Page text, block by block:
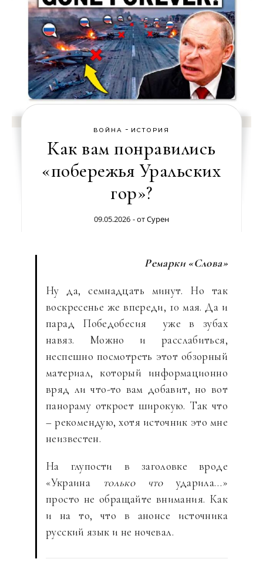
ВОЙНА - ИСТОРИЯ
Как вам понравились
«побережья Уральских
гор»?
09.05.2026 - отСурен
Ремарки «Слова»
Ну да, семнадцать минут. Но так
воскресенье же впереди, 10 мая. Да и
парад Победобесия уже в зубах
навяз. Можно и расслабиться,
неспешно посмотреть этот обзорный
материал, который информационно
вряд ли что-то вам добавит, но вот
панораму откроет широкую. Так что
– рекомендую, хотя источник это мне
неизвестен.
На глупости в заголовке вроде
«Украина только чтоударила…»
просто не обращайте внимания. Как
и на то, что в анонсе источника
русский язык и не ночевал.